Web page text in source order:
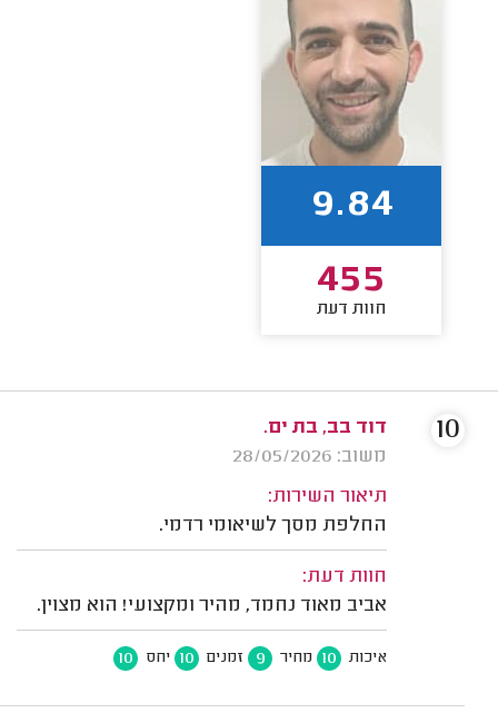
9.84
455
חוות דעת
דוד בב, בת ים.
משוב: 28/05/2026
תיאור השירות:
החלפת מסך לשיאומי רדמי.
חוות דעת:
אביב מאוד נחמד, מהיר ומקצועי! הוא מצוין.
איכות 10 מחיר 9 זמנים 10 יחס 10
10